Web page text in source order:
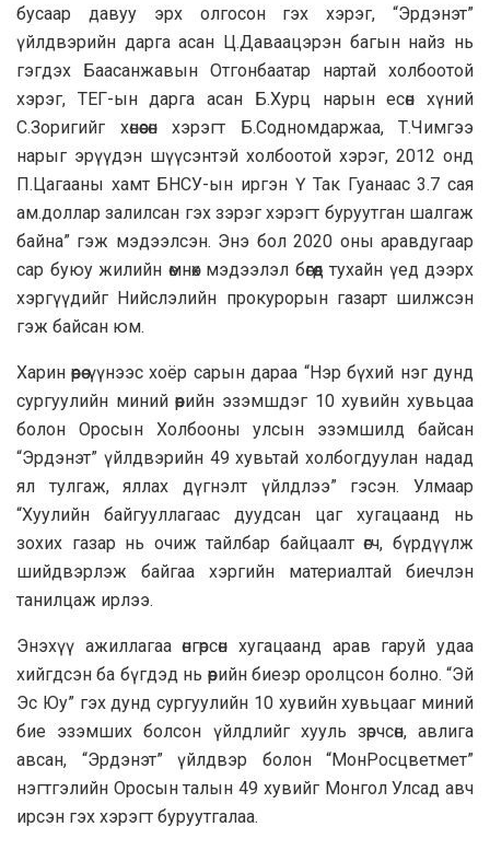
бусаар давуу эрх олгосон гэх хэрэг, “Эрдэнэт”
үйлдвэрийн дарга асан Ц.Даваацэрэн багын найз нь
гэгдэх Баасанжавын Отгонбаатар нартай холбоотой
хэрэг, ТЕГ-ын дарга асан Б.Хурц нарын есөн хүний
С.Зоригийг хөнөөсөн хэрэгт Б.Содномдаржаа, Т.Чимгээ
нарыг эрүүдэн шүүсэнтэй холбоотой хэрэг, 2012 онд
П.Цагааны хамт БНСУ-ын иргэн Ү Так Гуанаас 3.7 сая
ам.доллар залилсан гэх зэрэг хэрэгт буруутган шалгаж
байна” гэж мэдээлсэн. Энэ бол 2020 оны аравдугаар
сар буюу жилийн өмнөх мэдээлэл бөгөөд тухайн үед дээрх
хэргүүдийг Нийслэлийн прокурорын газарт шилжсэн
гэж байсан юм.
Харин өөрөө үүнээс хоёр сарын дараа “Нэр бүхий нэг дунд
сургуулийн миний өөрийн эзэмшдэг 10 хувийн хувьцаа
болон Оросын Холбооны улсын эзэмшилд байсан
“Эрдэнэт” үйлдвэрийн 49 хувьтай холбогдуулан надад
ял тулгаж, яллах дүгнэлт үйлдлээ” гэсэн. Улмаар
“Хуулийн байгууллагаас дуудсан цаг хугацаанд нь
зохих газар нь очиж тайлбар байцаалт өгч, бүрдүүлж
шийдвэрлэж байгаа хэргийн материалтай биечлэн
танилцаж ирлээ.
Энэхүү ажиллагаа өнгөрсөн хугацаанд арав гаруй удаа
хийгдсэн ба бүгдэд нь өөрийн биеэр оролцсон болно. “Эй
Эс Юу” гэх дунд сургуулийн 10 хувийн хувьцааг миний
бие эзэмших болсон үйлдлийг хууль зөрчсөн, авлига
авсан, “Эрдэнэт” үйлдвэр болон “МонРосцветмет”
нэгтгэлийн Оросын талын 49 хувийг Монгол Улсад авч
ирсэн гэх хэрэгт буруутгалаа.